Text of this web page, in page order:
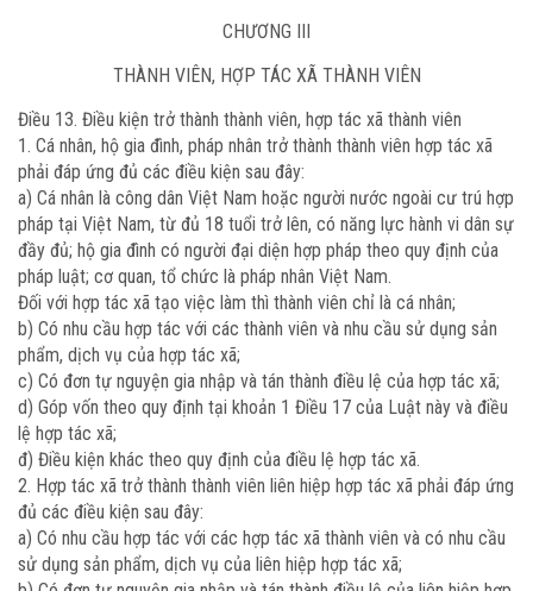
CHƯƠNG III
THÀNH VIÊN, HỢP TÁC XÃ THÀNH VIÊN
Điều 13. Điều kiện trở thành thành viên, hợp tác xã thành viên
1. Cá nhân, hộ gia đình, pháp nhân trở thành thành viên hợp tác xã
phải đáp ứng đủ các điều kiện sau đây:
a) Cá nhân là công dân Việt Nam hoặc người nước ngoài cư trú hợp
pháp tại Việt Nam, từ đủ 18 tuổi trở lên, có năng lực hành vi dân sự
đầy đủ; hộ gia đình có người đại diện hợp pháp theo quy định của
pháp luật; cơ quan, tổ chức là pháp nhân Việt Nam.
Đối với hợp tác xã tạo việc làm thì thành viên chỉ là cá nhân;
b) Có nhu cầu hợp tác với các thành viên và nhu cầu sử dụng sản
phẩm, dịch vụ của hợp tác xã;
c) Có đơn tự nguyện gia nhập và tán thành điều lệ của hợp tác xã;
d) Góp vốn theo quy định tại khoản 1 Điều 17 của Luật này và điều
lệ hợp tác xã;
đ) Điều kiện khác theo quy định của điều lệ hợp tác xã.
2. Hợp tác xã trở thành thành viên liên hiệp hợp tác xã phải đáp ứng
đủ các điều kiện sau đây:
a) Có nhu cầu hợp tác với các hợp tác xã thành viên và có nhu cầu
sử dụng sản phẩm, dịch vụ của liên hiệp hợp tác xã;